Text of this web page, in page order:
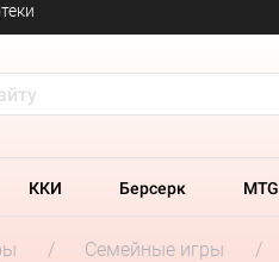
ККИ Берсерк MTG
Семейные игры